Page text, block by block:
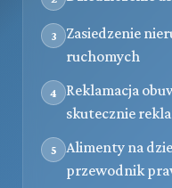
3
Zasiedzenie
ruchomych
4
Reklamacja
skutecznie
5
Alimenty na
przewodnik